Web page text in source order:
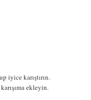
iyice karıştırın.
ekleyin.